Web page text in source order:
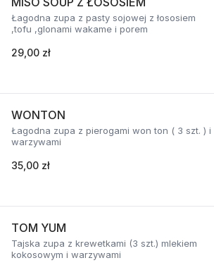
Łagodna zupa z pasty sojowej z łososiem
,tofu ,glonami wakame i porem
29,00 zł
WONTON
Łagodna zupa z pierogami won ton ( 3 szt. ) i
warzywami
35,00 zł
TOM YUM
Tajska zupa z krewetkami (3 szt.) mlekiem
kokosowym i warzywami